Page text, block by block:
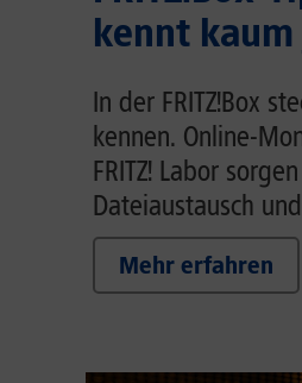
kennt
In der FRITZ!Box
kennen. Online-
FRITZ! Labor
Dateiaustausch
Mehr erfahren